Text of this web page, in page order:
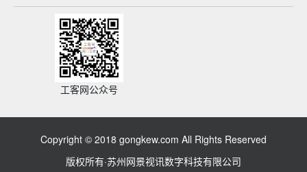
工客网公众号
Copyright © 2018 gongkew.com All Rights Reserved
版权所有·苏州网景视讯数字科技有限公司